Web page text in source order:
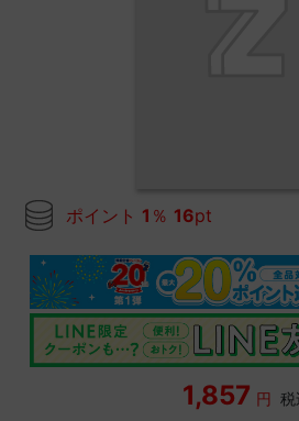
ポイント 1 ％ 16pt
1,857 円 税